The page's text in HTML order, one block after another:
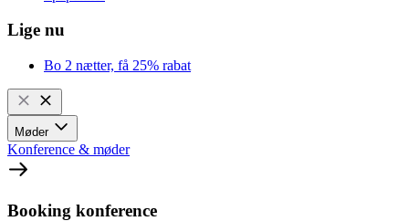
Lige nu
Bo 2 nætter, få 25% rabat
Møder
Konference & møder
Booking konference